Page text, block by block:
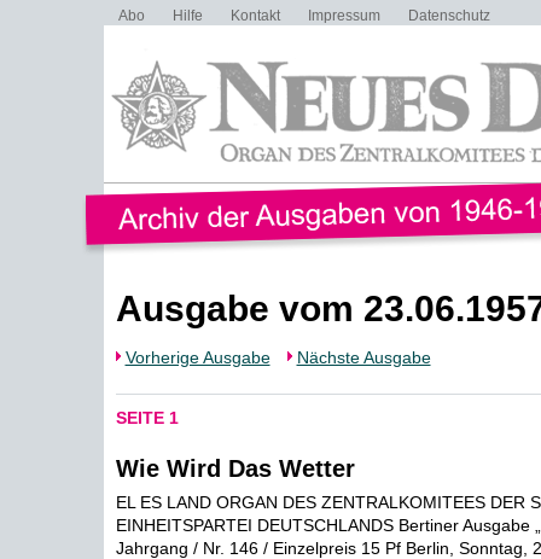
Abo Hilfe Kontakt Impressum Datenschutz
Ausgabe vom
Vorherige Ausgabe Nächste Ausgabe
SEITE 1
Wie Wird Das Wetter
EL ES LAND ORGAN DES ZENTRALKOMITEES DER
EINHEITSPARTEI DEUTSCHLANDS Bertiner Ausgabe
Jahrgang / Nr. 146 / Einzelpreis 15 Pf Berlin, Sonntag,